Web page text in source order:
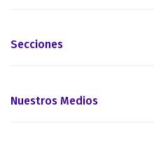
Secciones
Nuestros Medios